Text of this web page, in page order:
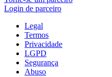
Login de parceiro
Legal
Termos
Privacidade
LGPD
Segurança
Abuso